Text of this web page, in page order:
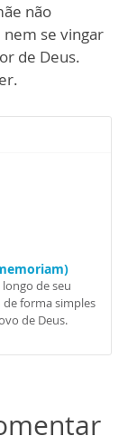
não
se vingar
de Deus.
de seu
forma simples
de Deus.